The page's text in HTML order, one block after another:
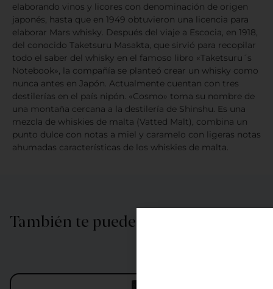
elaborando vinos y licores con denominación de origen
japonés, hasta que en 1949 obtuvieron una licencia para
elaborar Mars whisky. Después del viaje a Escocia, en 1918,
del conocido Taketsuru Masakta, que sirvió para recopilar
todo el saber del whisky en el famoso libro «Taketsuru´s
Notebook», la compañía se planteó crear un whisky como
nunca antes en Japón. Actualmente cuentan con tres
destilerías en el país nipón. «Cosmo» toma su nombre de
una montaña cercana a la destilería de Shinshu. Es una
mezcla de whiskies de malta (Vatted Malt), combina un
punto dulce con notas a miel y caramelo con ligeras notas
ahumadas características de los whiskies de malta.
También te puede interesar…